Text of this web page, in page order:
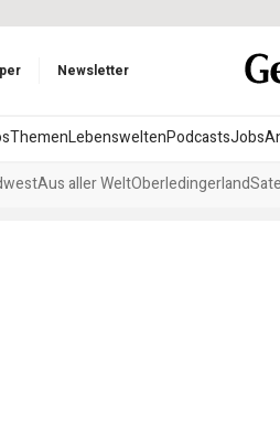
Newsletter
ThemenLebensweltenPodcastsJobs
Aus aller WeltOberledingerland